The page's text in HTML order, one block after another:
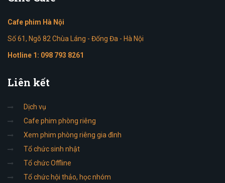
Cafe phim Hà Nội
Số 61, Ngõ 82 Chùa Láng - Đống Đa - Hà Nội
Hotline 1: 098 793 8261
Liên kết
Dịch vụ
Cafe phim phòng riêng
Xem phim phòng riêng gia đình
Tổ chức sinh nhật
Tổ chức Offline
Tổ chức hội thảo, học nhóm